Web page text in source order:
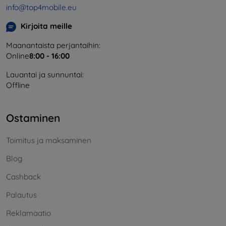
info@top4mobile.eu
Kirjoita meille
Maanantaista perjantaihin:
Online8:00 - 16:00
Lauantai ja sunnuntai:
Offline
Ostaminen
Toimitus ja maksaminen
Blog
Cashback
Palautus
Reklamaatio